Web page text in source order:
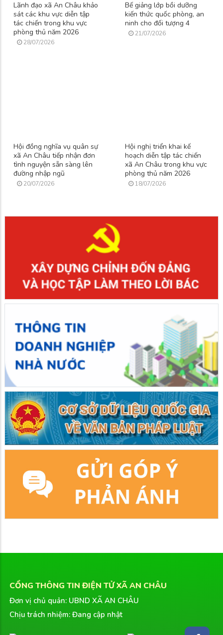
Lãnh đạo xã An Châu khảo
sát các khu vực diễn tập
tác chiến trong khu vực
phòng thủ năm 2026
28/07/2026
Bế giảng lớp bồi dưỡng
kiến thức quốc phòng, an
ninh cho đối tượng 4
21/07/2026
Hội đồng nghĩa vụ quân sự
xã An Châu tiếp nhận đơn
tình nguyện sẵn sàng lên
đường nhập ngũ
20/07/2026
Hội nghị triển khai kế
hoạch diễn tập tác chiến
xã An Châu trong khu vực
phòng thủ năm 2026
18/07/2026
CỔNG THÔNG TIN ĐIỆN TỬ XÃ AN CHÂU
Đơn vị chủ quản: UBND XÃ AN CHÂU
Chịu trách nhiệm: Đang cập nhật